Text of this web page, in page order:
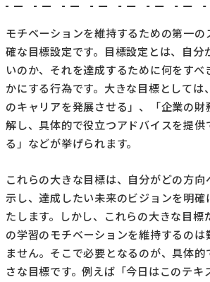
モチベーションを維持するための第一の
確な目標設定です。目標設定とは、自分
いのか、それを達成するために何をすべ
かにする行為です。大きな目標としては
のキャリアを発展させる」、「企業の財
解し、具体的で役立つアドバイスを提供
る」などが挙げられます。
これらの大きな目標は、自分がどの方向
示し、達成したい未来のビジョンを明確
たします。しかし、これらの大きな目標
の学習のモチベーションを維持するのは
ません。そこで必要となるのが、具体的
さな目標です。例えば「今日はこのテキ